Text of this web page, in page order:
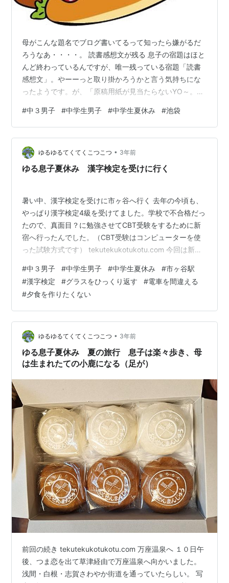
母がこんな題名でブログ書いてるって知ったら嫌がるだ
ろうなあ・・・・。 読書感想文が残る 息子の宿題はほと
んど終わっているんですが、唯一残っている宿題「読書
感想文」。やーーっと取り掛かろうかと言う気持ちにな
ったようです。が、「原稿用紙が見当たらないYO～。」
れたらしく（本当かよ？）市販の用紙でもよいそうなの
でさっさと買いに行くことにしました。喧嘩したくない
し。 ほかに用事があり、母も行くことに。買いたいマン
ガもあるし。新宿か、池袋か、上野もいいな。 行く時間
で揉める 息子は中３、午前中に２時間の勉強をする約
#中３男子 #中学生男子 #中学生夏休み #池袋
ゆるゆるてくてくこつこつ • 3年前
ゆる息子夏休み 漢字検定を受けに行く
暑い中、漢字検定を受けに市ヶ谷へ行く 去年の今頃も、
やっぱり漢字検定4級を受けてました。学校で不合格だっ
たので、真面目？に勉強させてCBT受験をするために新
宿へ行ったんでした。（CBT受験はコンピューターを使
った試験方式です） tekutekukotukotu.com 今回は新宿
軽くケンカ。暑くて２人ともイライラ（ウンザリ？）し
てたのも去年と一緒。 まずは早めに駅に着きスタバで冷
たいものを飲み落ち着く作戦 前回みたいに慌てて道に迷
わないよう、早めに市ヶ谷へ行き、万全を期そうと思っ
たんです。汗だくになりつつ予定通りにスタバに入り、
アイスカフェア…
#中３男子 #中学生男子 #中学生夏休み #市ヶ谷駅
#漢字検定 #グラスをひっくり返す #電車を間違える
#夕食を作りたくない
ゆるゆるてくてくこつこつ • 3年前
ゆる息子夏休み 夏の旅行 息子は楽々歩き、母
は生まれたての小鹿になる（足が）
前回の続き tekutekukotukotu.com 万座温泉へ １０日午
後、つま恋を出て草津経由で万座温泉へ向かいました。
浅間・白根・志賀さわやか街道を通っていたらしい。 写